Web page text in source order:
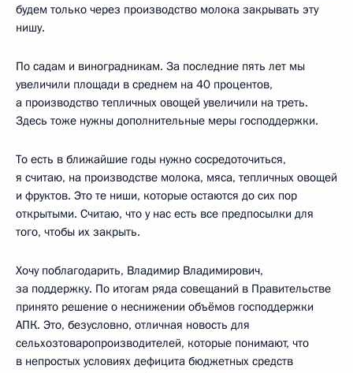
будем только через производство молока закрывать эту
нишу.
По садам и виноградникам. За последние пять лет мы
увеличили площади в среднем на 40 процентов,
а производство тепличных овощей увеличили на треть.
Здесь тоже нужны дополнительные меры господдержки.
То есть в ближайшие годы нужно сосредоточиться,
я считаю, на производстве молока, мяса, тепличных овощей
и фруктов. Это те ниши, которые остаются до сих пор
открытыми. Считаю, что у нас есть все предпосылки для
того, чтобы их закрыть.
Хочу поблагодарить, Владимир Владимирович,
за поддержку. По итогам ряда совещаний в Правительстве
принято решение о неснижении объёмов господдержки
АПК. Это, безусловно, отличная новость для
сельхозтоваропроизводителей, которые понимают, что
в непростых условиях дефицита бюджетных средств